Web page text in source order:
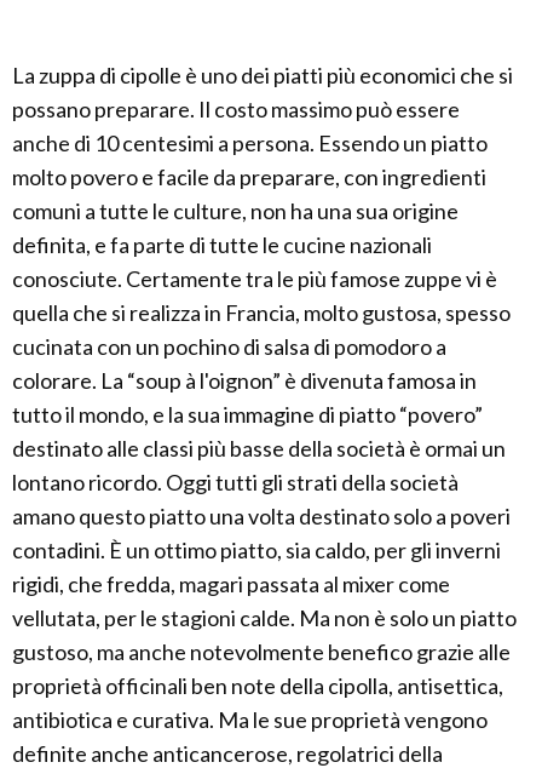
La zuppa di cipolle è uno dei piatti più economici che si
possano preparare. Il costo massimo può essere
anche di 10 centesimi a persona. Essendo un piatto
molto povero e facile da preparare, con ingredienti
comuni a tutte le culture, non ha una sua origine
definita, e fa parte di tutte le cucine nazionali
conosciute. Certamente tra le più famose zuppe vi è
quella che si realizza in Francia, molto gustosa, spesso
cucinata con un pochino di salsa di pomodoro a
colorare. La “soup à l'oignon” è divenuta famosa in
tutto il mondo, e la sua immagine di piatto “povero”
destinato alle classi più basse della società è ormai un
lontano ricordo. Oggi tutti gli strati della società
amano questo piatto una volta destinato solo a poveri
contadini. È un ottimo piatto, sia caldo, per gli inverni
rigidi, che fredda, magari passata al mixer come
vellutata, per le stagioni calde. Ma non è solo un piatto
gustoso, ma anche notevolmente benefico grazie alle
proprietà officinali ben note della cipolla, antisettica,
antibiotica e curativa. Ma le sue proprietà vengono
definite anche anticancerose, regolatrici della